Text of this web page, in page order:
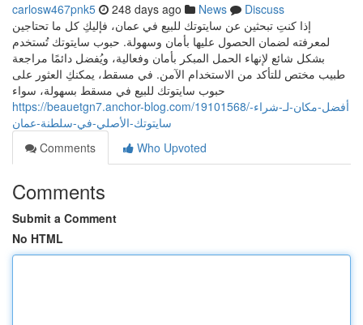
carlosw467pnk5 248 days ago News
Discuss
إذا كنتِ تبحثين عن سايتوتك للبيع في عمان، فإليكِ كل ما تحتاجين
لمعرفته لضمان الحصول عليها بأمان وسهولة. حبوب سايتوتك تُستخدم
بشكل شائع لإنهاء الحمل المبكر بأمان وفعالية، ويُفضل دائمًا مراجعة
طبيب مختص للتأكد من الاستخدام الآمن. في مسقط، يمكنكِ العثور على
حبوب سايتوتك للبيع في مسقط بسهولة، سواء
https://beauetgn7.anchor-blog.com/19101568/أفضل-مكان-لـ-شراء-
سايتوتك-الأصلي-في-سلطنة-عمان
Comments
Who Upvoted
Comments
Submit a Comment
No HTML